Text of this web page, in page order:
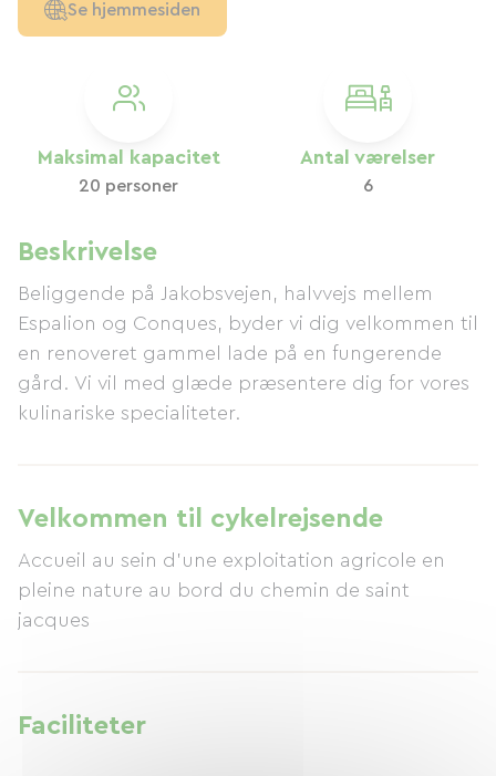
Maksimal kapacitet
20 personer
Antal værelser
6
Beskrivelse
Beliggende på Jakobsvejen, halvvejs mellem
Espalion og Conques, byder vi dig velkommen til
en renoveret gammel lade på en fungerende
gård. Vi vil med glæde præsentere dig for vores
kulinariske specialiteter.
Velkommen til cykelrejsende
Accueil au sein d'une exploitation agricole en
pleine nature au bord du chemin de saint
jacques
Faciliteter
Se hjemmesiden